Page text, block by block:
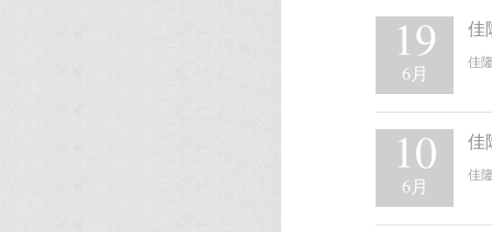
19
6月
佳
佳
10
6月
佳
佳